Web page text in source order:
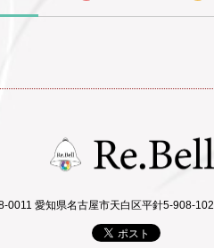
0011 愛知県名古屋市天白区平針5-908-102